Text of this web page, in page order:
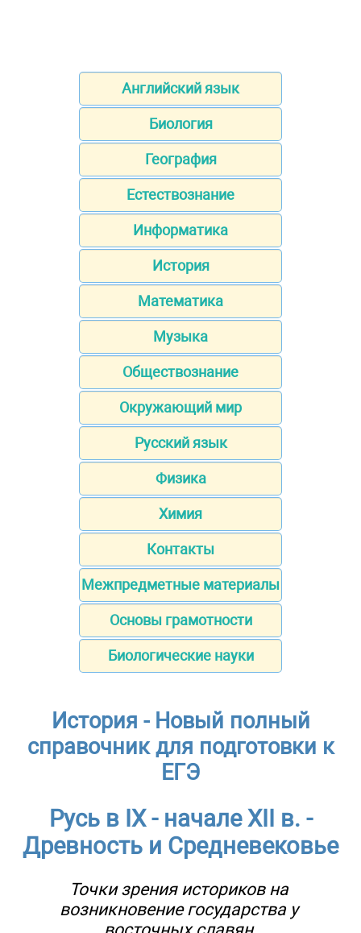
Английский язык
Биология
География
Естествознание
Информатика
История
Математика
Музыка
Обществознание
Окружающий мир
Русский язык
Физика
Химия
Контакты
Межпредметные материалы
Основы грамотности
Биологические науки
История - Новый полный
справочник для подготовки к
ЕГЭ
Русь в IX - начале XII в. -
Древность и Средневековье
Точки зрения историков на
возникновение государства у